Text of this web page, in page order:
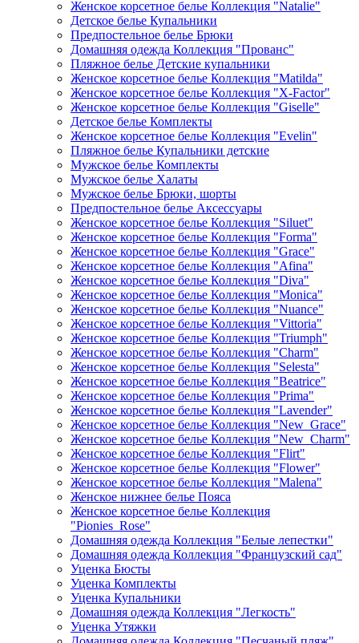
Женское корсетное белье Коллекция "Natalie"
Детское белье Купальники
Предпостельное белье Брюки
Домашняя одежда Коллекция "Прованс"
Пляжное белье Детские купальники
Женское корсетное белье Коллекция "Matilda"
Женское корсетное белье Коллекция "X-Factor"
Женское корсетное белье Коллекция "Giselle"
Детское белье Комплекты
Женское корсетное белье Коллекция "Evelin"
Пляжное белье Купальники детские
Мужское белье Комплекты
Мужское белье Халаты
Мужское белье Брюки, шорты
Предпостельное белье Аксессуары
Женское корсетное белье Коллекция "Siluet"
Женское корсетное белье Коллекция "Forma"
Женское корсетное белье Коллекция "Grace"
Женское корсетное белье Коллекция "Afina"
Женское корсетное белье Коллекция "Diva"
Женское корсетное белье Коллекция "Monica"
Женское корсетное белье Коллекция "Nuance"
Женское корсетное белье Коллекция "Vittoria"
Женское корсетное белье Коллекция "Triumph"
Женское корсетное белье Коллекция "Charm"
Женское корсетное белье Коллекция "Selesta"
Женское корсетное белье Коллекция "Beatrice"
Женское корсетное белье Коллекция "Prima"
Женское корсетное белье Коллекция "Lavender"
Женское корсетное белье Коллекция "New_Grace"
Женское корсетное белье Коллекция "New_Charm"
Женское корсетное белье Коллекция "Flirt"
Женское корсетное белье Коллекция "Flower"
Женское корсетное белье Коллекция "Malena"
Женское нижнее белье Пояса
Женское корсетное белье Коллекция
"Pionies_Rose"
Домашняя одежда Коллекция "Белые лепестки"
Домашняя одежда Коллекция "Французский сад"
Уценка Бюсты
Уценка Комплекты
Уценка Купальники
Домашняя одежда Коллекция "Легкость"
Уценка Утяжки